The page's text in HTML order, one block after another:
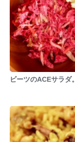
ビーツのACEサラダ。